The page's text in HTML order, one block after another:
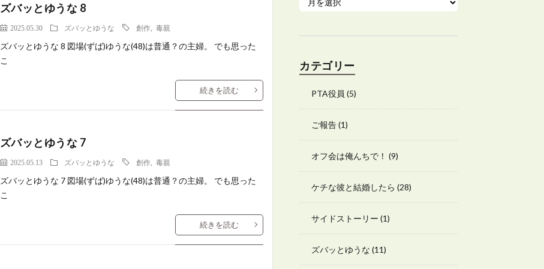
ズバッとゆうな 8
2025.05.30 ズバッとゆうな 創作, 毒親
ズバッとゆうな 8 図場(ずば)ゆうな(48)は普通？の主婦。 でも思った
こ
続きを読む
ズバッとゆうな 7
2025.05.13 ズバッとゆうな 創作, 毒親
ズバッとゆうな 7 図場(ずば)ゆうな(48)は普通？の主婦。 でも思った
こ
続きを読む
カテゴリー
PTA役員 (5)
ご報告(1)
オフ会は俺んちで！ (9)
ケチな彼と結婚したら (28)
サイドストーリー (1)
ズバッとゆうな (11)